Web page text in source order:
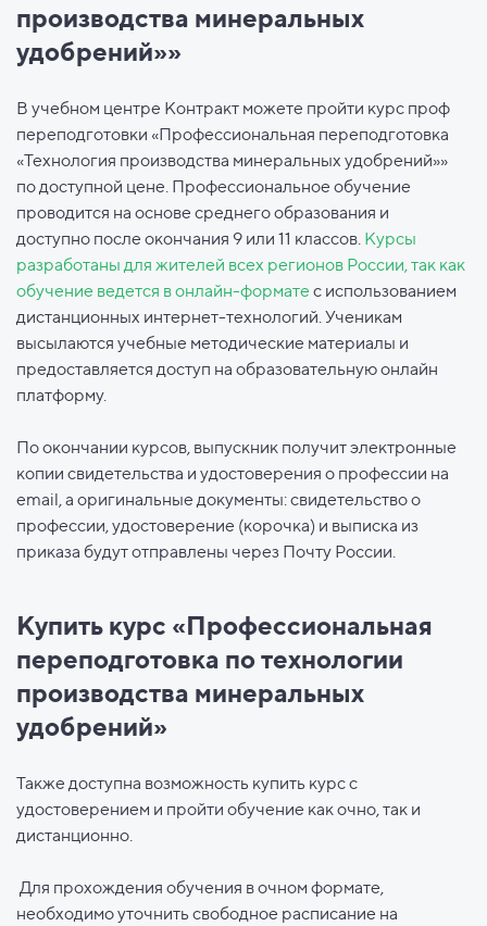
производства минеральных
удобрений»»
В учебном центре Контракт можете пройти курс проф
переподготовки «Профессиональная переподготовка
«Технология производства минеральных удобрений»»
по доступной цене. Профессиональное обучение
проводится на основе среднего образования и
доступно после окончания 9 или 11 классов. Курсы
разработаны для жителей всех регионов России, так как
обучение ведется в онлайн-формате с использованием
дистанционных интернет-технологий. Ученикам
высылаются учебные методические материалы и
предоставляется доступ на образовательную онлайн
платформу.
По окончании курсов, выпускник получит электронные
копии свидетельства и удостоверения о профессии на
email, а оригинальные документы: свидетельство о
профессии, удостоверение (корочка) и выписка из
приказа будут отправлены через Почту России.
Купить курс «Профессиональная
переподготовка по технологии
производства минеральных
удобрений»
Также доступна возможность купить курс с
удостоверением и пройти обучение как очно, так и
дистанционно.
Для прохождения обучения в очном формате,
необходимо уточнить свободное расписание на